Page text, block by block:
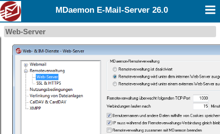
MDaemon E-Mail-Server 26.0
Web-Server